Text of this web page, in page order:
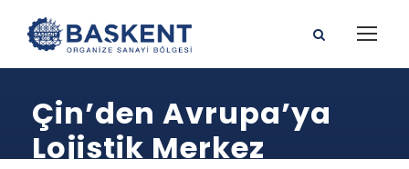
Çin’den Avrupa’ya
Lojistik Merkez